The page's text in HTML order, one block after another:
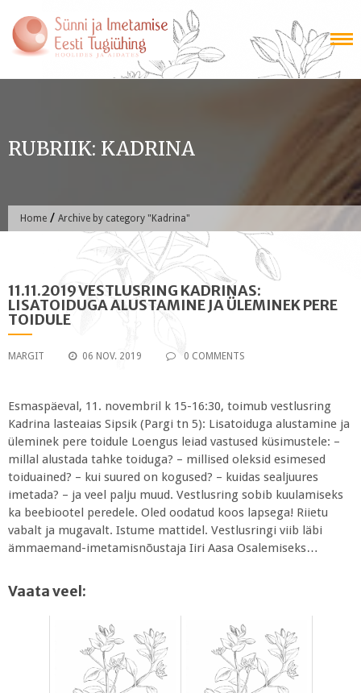
content
RUBRIIK: KADRINA
Home / Archive by category "Kadrina"
11.11.2019 VESTLUSRING KADRINAS:
LISATOIDUGA ALUSTAMINE JA ÜLEMINEK PERE
TOIDULE
MARGIT 06 NOV. 2019 0 COMMENTS
Esmaspäeval, 11. novembril k 15-16:30, toimub vestlusring
Kadrina lasteaias Sipsik (Pargi tn 5): Lisatoiduga alustamine ja
üleminek pere toidule Loengus leiad vastused küsimustele: –
millal alustada tahke toiduga? – millised oleksid esimesed
toiduained? – kui suured on kogused? – kuidas sealjuures
imetada? – ja veel palju muud. Vestlusring sobib kuulamiseks
ka beebiootel peredele. Oled oodatud koos lapsega! Riietu
vabalt ja mugavalt. Istume mattidel. Vestlusringi viib läbi
ämmaemand-imetamisnõustaja Iiri Aasa Osalemiseks…
Vaata veel: